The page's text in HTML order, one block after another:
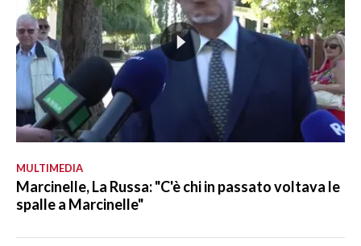
MULTIMEDIA
Marcinelle, La Russa: "C'è chi in passato voltava le
spalle a Marcinelle"